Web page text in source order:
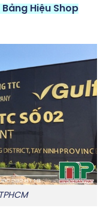
Hiệu Shop